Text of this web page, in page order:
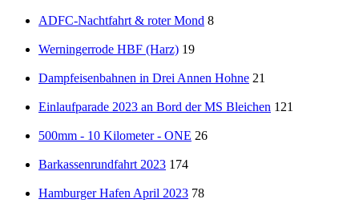
ADFC-Nachtfahrt & roter Mond 8
Werningerrode HBF (Harz) 19
Dampfeisenbahnen in Drei Annen Hohne 21
Einlaufparade 2023 an Bord der MS Bleichen 121
500mm - 10 Kilometer - ONE 26
Barkassenrundfahrt 2023 174
Hamburger Hafen April 2023 78